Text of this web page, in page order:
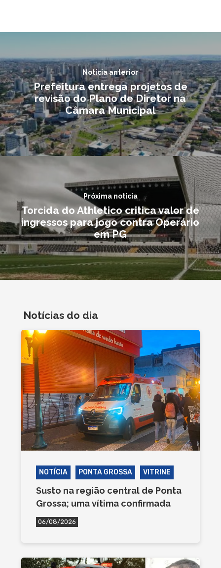
Notícia anterior
Prefeitura entrega projetos de
revisão do Plano de Diretor na
Câmara Municipal
Próxima notícia
Torcida do Athletico critica valor de
ingressos para jogo contra Operário
em PG
Notícias do dia
NOTÍCIA PONTA GROSSA VITRINE
Susto na região central de Ponta
Grossa; uma vítima confirmada
06/08/2026